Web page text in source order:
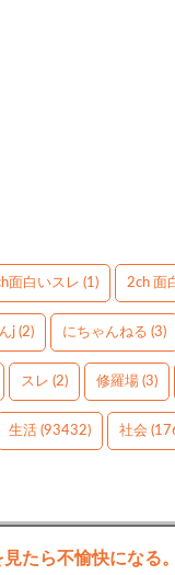
面白いスレ (1) 2ch 面
j (2) にちゃんねる (3)
スレ (2) 修羅場 (3)
生活 (93432) 社会
たら不愉快になる